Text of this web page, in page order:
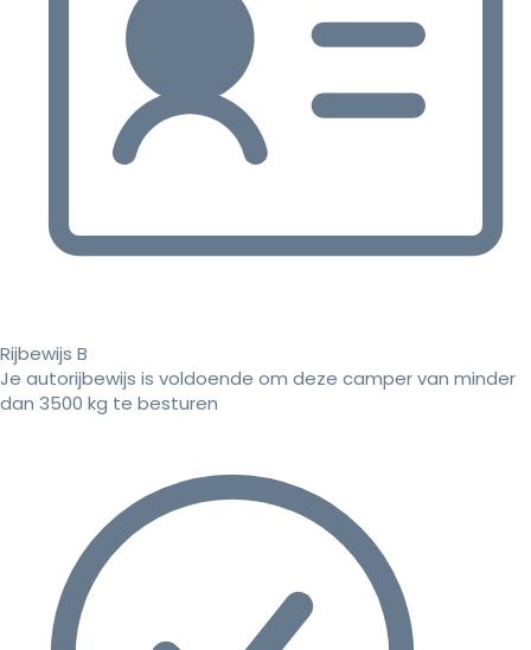
Rijbewijs B
Je autorijbewijs is voldoende om deze camper van minder
dan 3500 kg te besturen